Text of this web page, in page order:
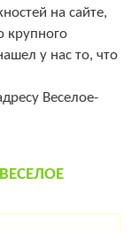
на сайте,
крупного
у нас то, что
Веселое-